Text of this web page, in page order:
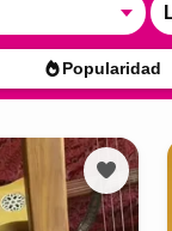
Popularidad